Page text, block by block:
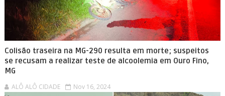
Colisão traseira na MG-290 resulta em morte; suspeitos
se recusam a realizar teste de alcoolemia em Ouro Fino,
MG
ALÔ ALÔ CIDADE Nov 16, 2024